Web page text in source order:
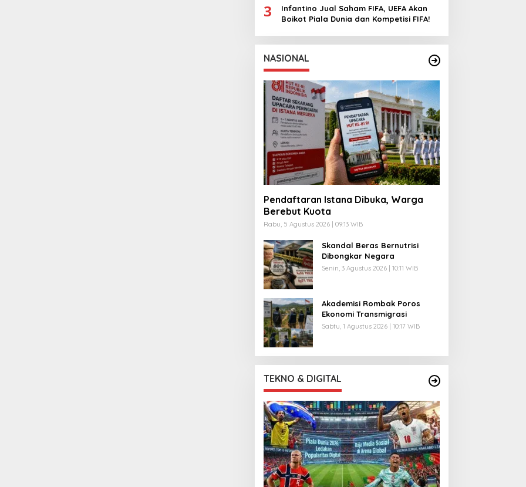
3
Infantino Jual Saham FIFA, UEFA Akan
Boikot Piala Dunia dan Kompetisi FIFA!
NASIONAL
Pendaftaran Istana Dibuka, Warga
Berebut Kuota
Rabu, 5 Agustus 2026 | 09:13 WIB
Skandal Beras Bernutrisi
Dibongkar Negara
Senin, 3 Agustus 2026 | 10:11 WIB
Akademisi Rombak Poros
Ekonomi Transmigrasi
Sabtu, 1 Agustus 2026 | 10:17 WIB
TEKNO & DIGITAL